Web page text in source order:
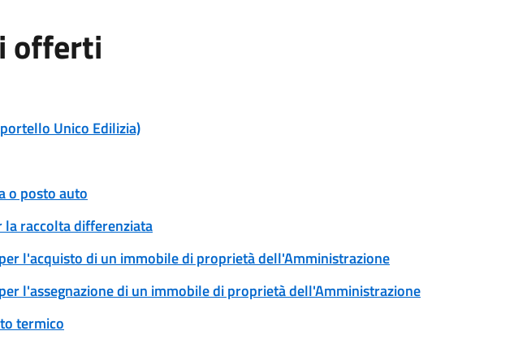
offerti
Unico Edilizia)
o posto auto
raccolta differenziata
l'acquisto di un immobile di proprietà dell'Amministrazione
l'assegnazione di un immobile di proprietà dell'Amministrazione
termico